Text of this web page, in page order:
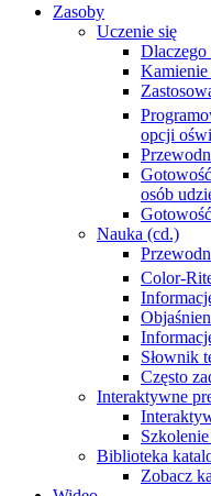
Zasoby
Uczenie się
Dlaczego
opcji
osób
Nauka (cd.)
Color-
Słownik
Często
Interaktywne
Biblioteka
Zobacz